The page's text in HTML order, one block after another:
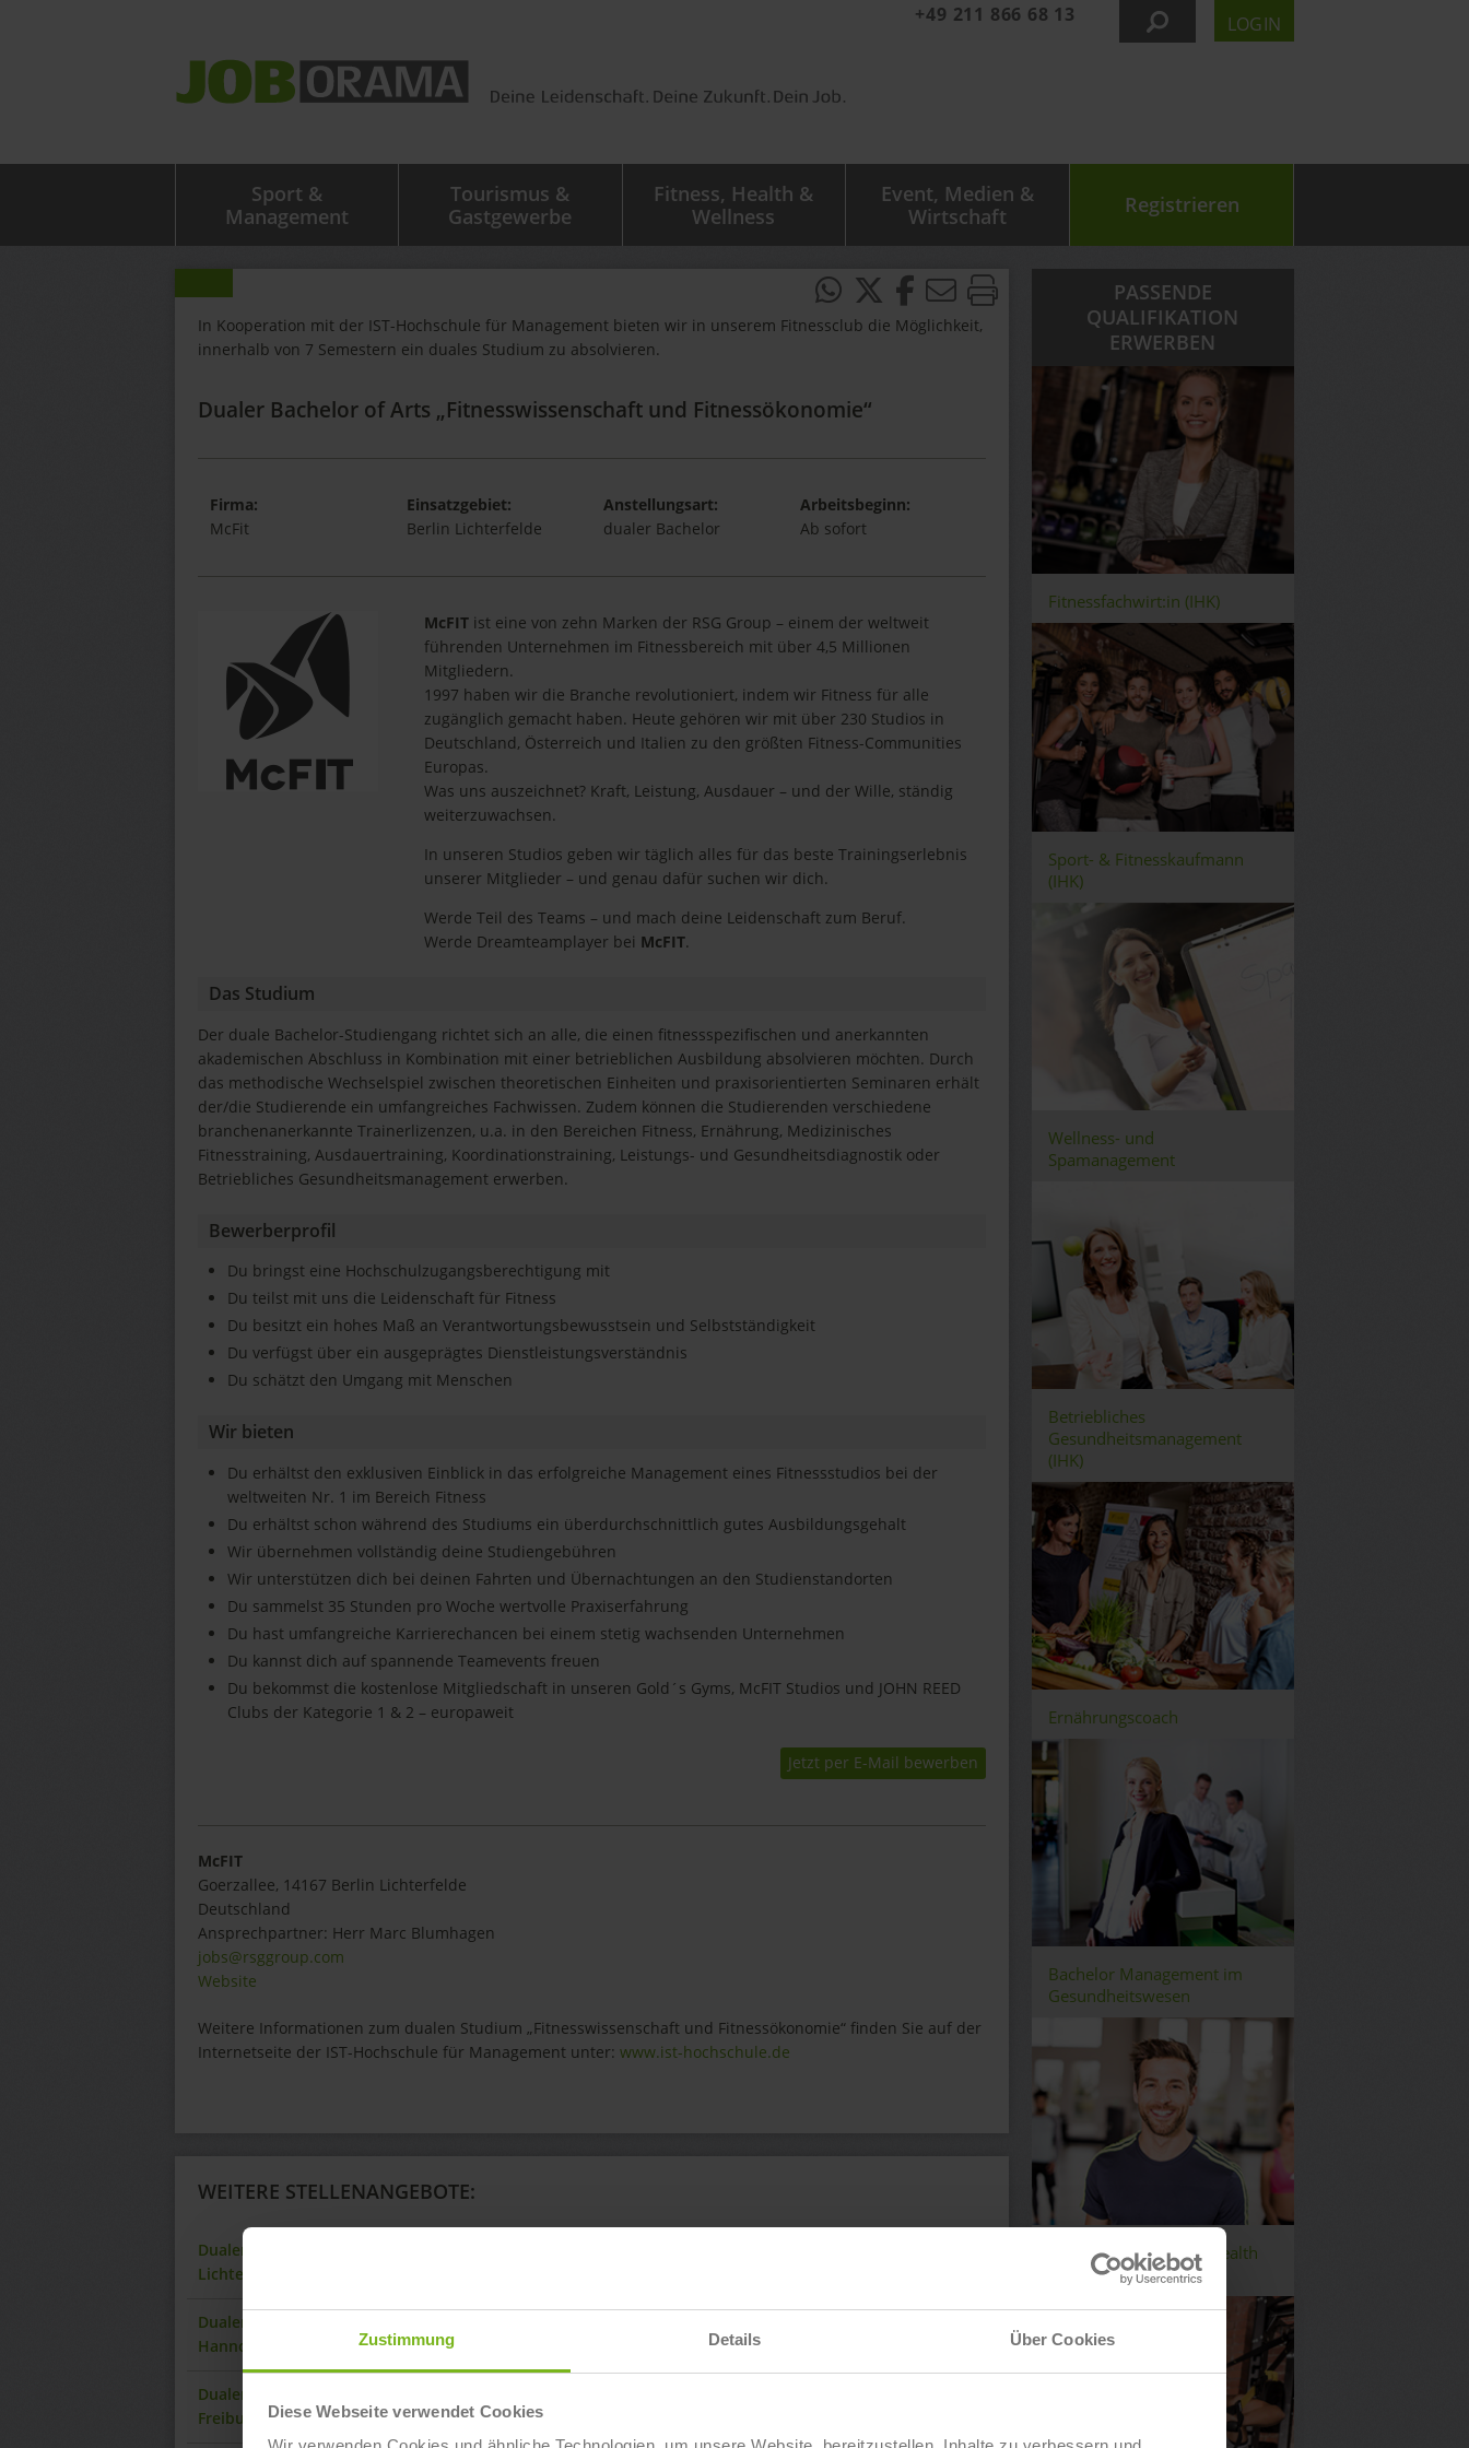
Zustimmung Details Über Cookies
Diese Webseite verwendet Cookies
+49 211 866 68 13 LOGIN
Sport &
Management
Tourismus &
Gastgewerbe
Fitness, Health &
Wellness
Event, Medien &
Wirtschaft
Registrieren
In Kooperation mit der IST-Hochschule für Management bieten wir in unserem Fitnessclub die Möglichkeit,
innerhalb von 7 Semestern ein duales Studium zu absolvieren.
Dualer Bachelor of Arts „Fitnesswissenschaft und Fitnessökonomie“
Firma:
McFit
Einsatzgebiet:
Berlin Lichterfelde
Anstellungsart:
dualer Bachelor
Arbeitsbeginn:
Ab sofort
McFIT ist eine von zehn Marken der RSG Group – einem der weltweit
führenden Unternehmen im Fitnessbereich mit über 4,5 Millionen
Mitgliedern.
1997 haben wir die Branche revolutioniert, indem wir Fitness für alle
zugänglich gemacht haben. Heute gehören wir mit über 230 Studios in
Deutschland, Österreich und Italien zu den größten Fitness-Communities
Europas.
Was uns auszeichnet? Kraft, Leistung, Ausdauer – und der Wille, ständig
weiterzuwachsen.
In unseren Studios geben wir täglich alles für das beste Trainingserlebnis
unserer Mitglieder – und genau dafür suchen wir dich.
Werde Teil des Teams – und mach deine Leidenschaft zum Beruf.
Werde Dreamteamplayer bei McFIT.
Das Studium
Der duale Bachelor-Studiengang richtet sich an alle, die einen fitnessspezifischen und anerkannten
akademischen Abschluss in Kombination mit einer betrieblichen Ausbildung absolvieren möchten. Durch
das methodische Wechselspiel zwischen theoretischen Einheiten und praxisorientierten Seminaren erhält
der/die Studierende ein umfangreiches Fachwissen. Zudem können die Studierenden verschiedene
branchenanerkannte Trainerlizenzen, u.a. in den Bereichen Fitness, Ernährung, Medizinisches
Fitnesstraining, Ausdauertraining, Koordinationstraining, Leistungs- und Gesundheitsdiagnostik oder
Betriebliches Gesundheitsmanagement erwerben.
Bewerberprofil
Du bringst eine Hochschulzugangsberechtigung mit
Du teilst mit uns die Leidenschaft für Fitness
Du besitzt ein hohes Maß an Verantwortungsbewusstsein und Selbstständigkeit
Du verfügst über ein ausgeprägtes Dienstleistungsverständnis
Du schätzt den Umgang mit Menschen
Wir bieten
Du erhältst den exklusiven Einblick in das erfolgreiche Management eines Fitnessstudios bei der
weltweiten Nr. 1 im Bereich Fitness
Du erhältst schon während des Studiums ein überdurchschnittlich gutes Ausbildungsgehalt
Wir übernehmen vollständig deine Studiengebühren
Wir unterstützen dich bei deinen Fahrten und Übernachtungen an den Studienstandorten
Du sammelst 35 Stunden pro Woche wertvolle Praxiserfahrung
Du hast umfangreiche Karrierechancen bei einem stetig wachsenden Unternehmen
Du kannst dich auf spannende Teamevents freuen
Du bekommst die kostenlose Mitgliedschaft in unseren Gold´s Gyms, McFIT Studios und JOHN REED
Clubs der Kategorie 1 & 2 – europaweit
Jetzt per E-Mail bewerben
McFIT
Goerzallee, 14167 Berlin Lichterfelde
Deutschland
Ansprechpartner: Herr Marc Blumhagen
jobs@rsggroup.com
Website
Weitere Informationen zum dualen Studium „Fitnesswissenschaft und Fitnessökonomie“ finden Sie auf der
Internetseite der IST-Hochschule für Management unter: www.ist-hochschule.de
WEITERE STELLENANGEBOTE:
Dualer Bachelor of Arts „Fitnesswissenschaft und Fitnessökonomie“ in Berlin-
Lichtenberg
Dualer Bachelor of Arts „Fitnesswissenschaft und Fitnessökonomie“ in
Hannover-Hauptgüterbahnhof
Dualer Bachelor of Arts „Fitnesswissenschaft und Fitnessökonomie“ in
Freiburg
PASSENDE
QUALIFIKATION
ERWERBEN
Fitnessfachwirt:in (IHK)
Sport- & Fitnesskaufmann
(IHK)
Wellness- und
Spamanagement
Betriebliches
Gesundheitsmanagement
(IHK)
Ernährungscoach
Bachelor Management im
Gesundheitswesen
Bachelor Fitness and Health
Management